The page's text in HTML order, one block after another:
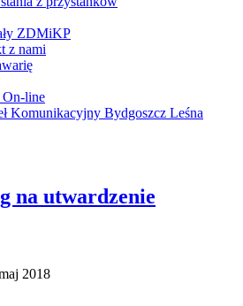
ZDMiKP
z nami
line
Komunikacyjny Bydgoszcz Leśna
na utwardzenie
2018